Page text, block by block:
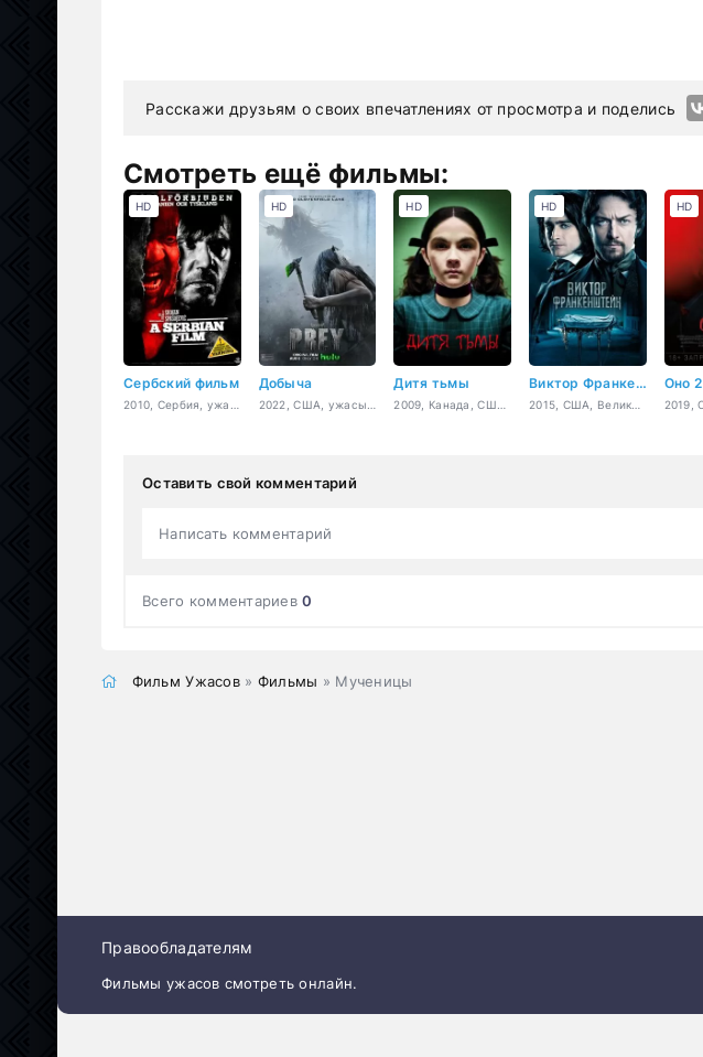
Расскажи друзьям о своих впечатлениях от просмотра и поделись
Смотреть ещё фильмы:
Сербский фильм
HD
Добыча
HD
Дитя тьмы
HD
Виктор Франкенштейн
HD
Оно 2
HD
Оставить свой комментарий
Написать комментарий
Всего комментариев0
Фильм Ужасов» Фильмы » Мученицы
Правообладателям
Фильмы ужасов смотреть онлайн.